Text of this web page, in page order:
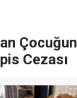
Cezası